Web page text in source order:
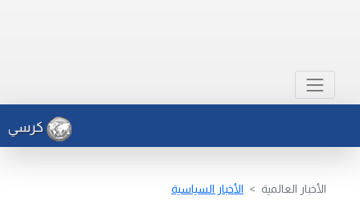
كرسي
الأخبار العالمية الأخبار السياسية